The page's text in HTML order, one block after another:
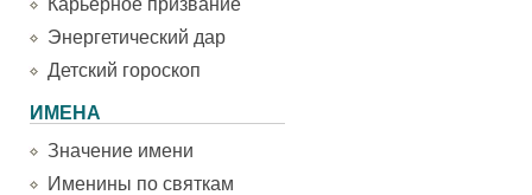
Карьерное призвание
Энергетический дар
Детский гороскоп
ИМЕНА
Значение имени
Именины по святкам